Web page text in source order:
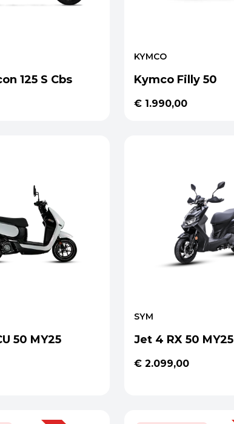
125 S Cbs
KYMCO
Kymco Filly 50
€ 1.990,00
50 MY25
SYM
Jet 4 RX 50 MY25
€ 2.099,00